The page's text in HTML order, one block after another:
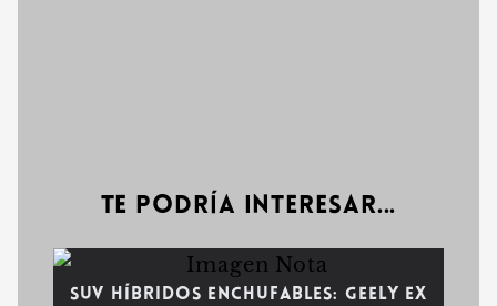
Te podría interesar...
SUV híbridos enchufables: Geely EX